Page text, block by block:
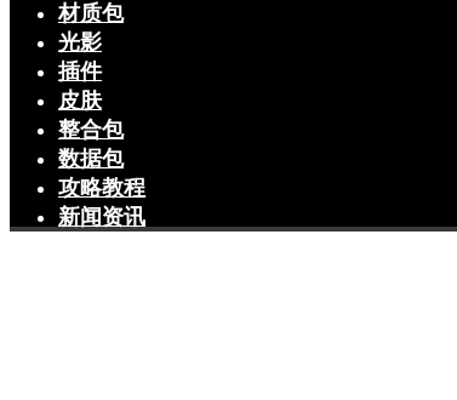
材质包
光影
插件
皮肤
整合包
数据包
攻略教程
新闻资讯